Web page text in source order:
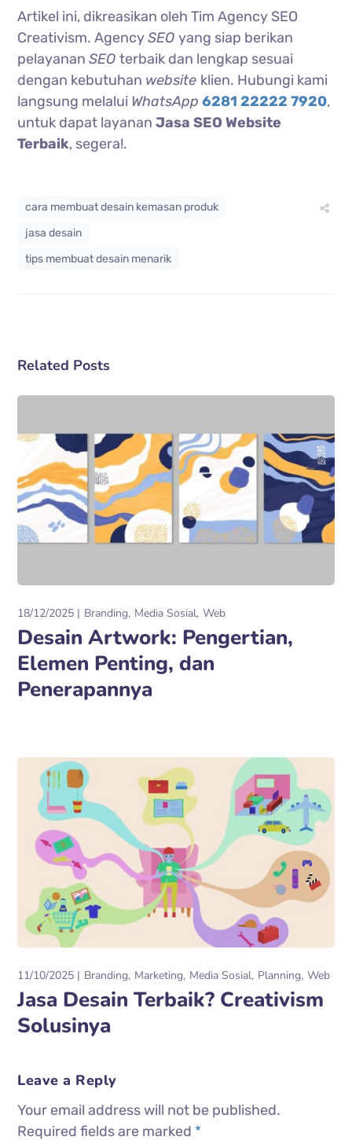
Artikel ini, dikreasikan oleh Tim Agency SEO
Creativism. AgencySEOyang siap berikan
pelayananSEOterbaik dan lengkap sesuai
dengan kebutuhan website klien. Hubungi kami
langsung melalui WhatsApp 6281 22222 7920,
untuk dapat layananJasa SEO Website
Terbaik, segera!.
cara membuat desain kemasan produk
jasa desain
tips membuat desain menarik
Related Posts
18/12/2025 Branding Media Sosial Web
Desain Artwork: Pengertian,
Elemen Penting, dan
Penerapannya
11/10/2025 Branding Marketing Media Sosial Planning Web
Jasa Desain Terbaik? Creativism
Solusinya
Leave a Reply
Your email address will not be published.
Required fields are marked *